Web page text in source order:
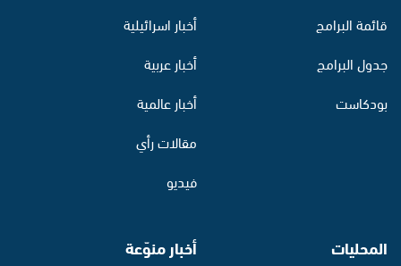
قائمة البرامج
جدول البرامج
بودكاست
أخبار اسرائيلية
أخبار عربية
أخبار عالمية
مقالات رأي
فيديو
المحليات أخبار منوّعة